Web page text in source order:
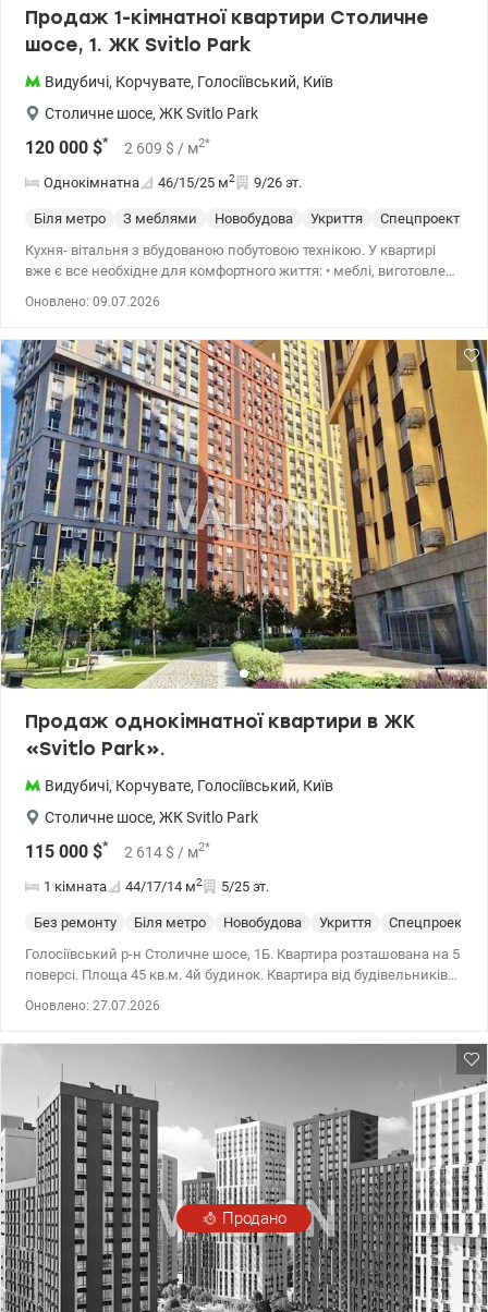
Продаж 1-кімнатної квартири Столичне
шосе, 1. ЖК Svitlo Park
Видубичі, Корчувате, Голосіївський, Київ
Столичне шосе, ЖК Svitlo Park
120 000 $* 2 609 $ / м2*
Однокімнатна 46/15/25 м2 9/26 эт.
Біля метро З меблями Новобудова Укриття Спецпроект
Кухня- вітальня з вбудованою побутовою технікою. У квартирі
вже є все необхідне для комфортного життя: • меблі, виготовлені
душ; • двері прихованого монтажу; • швидкісний
оптоволоконний інтернет, який працює навіть під час
відключень електроенергії; • окреме місце для робота-пилососа.
ЖК Svitlo Park — сучасний комплекс із закритою територією,
охороною, відеоспостереженням, підземним паркінгом,
генератором та розвиненою інфраструктурою. Поруч
супермаркети, кафе, школи, дитячі садки, парк, банки та все
необхідне для комфортного життя.
Оновлено: 09.07.2026
Продаж однокімнатної квартири в ЖК
«Svitlo Park».
Видубичі, Корчувате, Голосіївський, Київ
Столичне шосе, ЖК Svitlo Park
115 000 $* 2 614 $ / м2*
1 кімната 44/17/14 м2 5/25 эт.
Без ремонту Біля метро Новобудова Укриття Спецпроект
Голосіївський р-н Столичне шосе, 1Б. Квартира розташована на 5
поверсі. Площа 45 кв.м. 4й будинок. Квартира від будівельників
Оновлено: 27.07.2026
Продано